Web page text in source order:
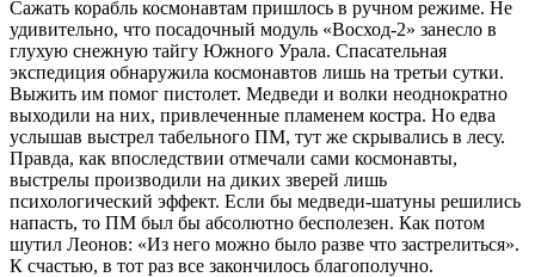
Сажать корабль космонавтам пришлось в ручном режиме. Не
удивительно, что посадочный модуль «Восход-2» занесло в
глухую снежную тайгу Южного Урала. Спасательная
экспедиция обнаружила космонавтов лишь на третьи сутки.
Выжить им помог пистолет. Медведи и волки неоднократно
выходили на них, привлеченные пламенем костра. Но едва
услышав выстрел табельного ПМ, тут же скрывались в лесу.
Правда, как впоследствии отмечали сами космонавты,
выстрелы производили на диких зверей лишь
психологический эффект. Если бы медведи-шатуны решились
напасть, то ПМ был бы абсолютно бесполезен. Как потом
шутил Леонов: «Из него можно было разве что застрелиться».
К счастью, в тот раз все закончилось благополучно.